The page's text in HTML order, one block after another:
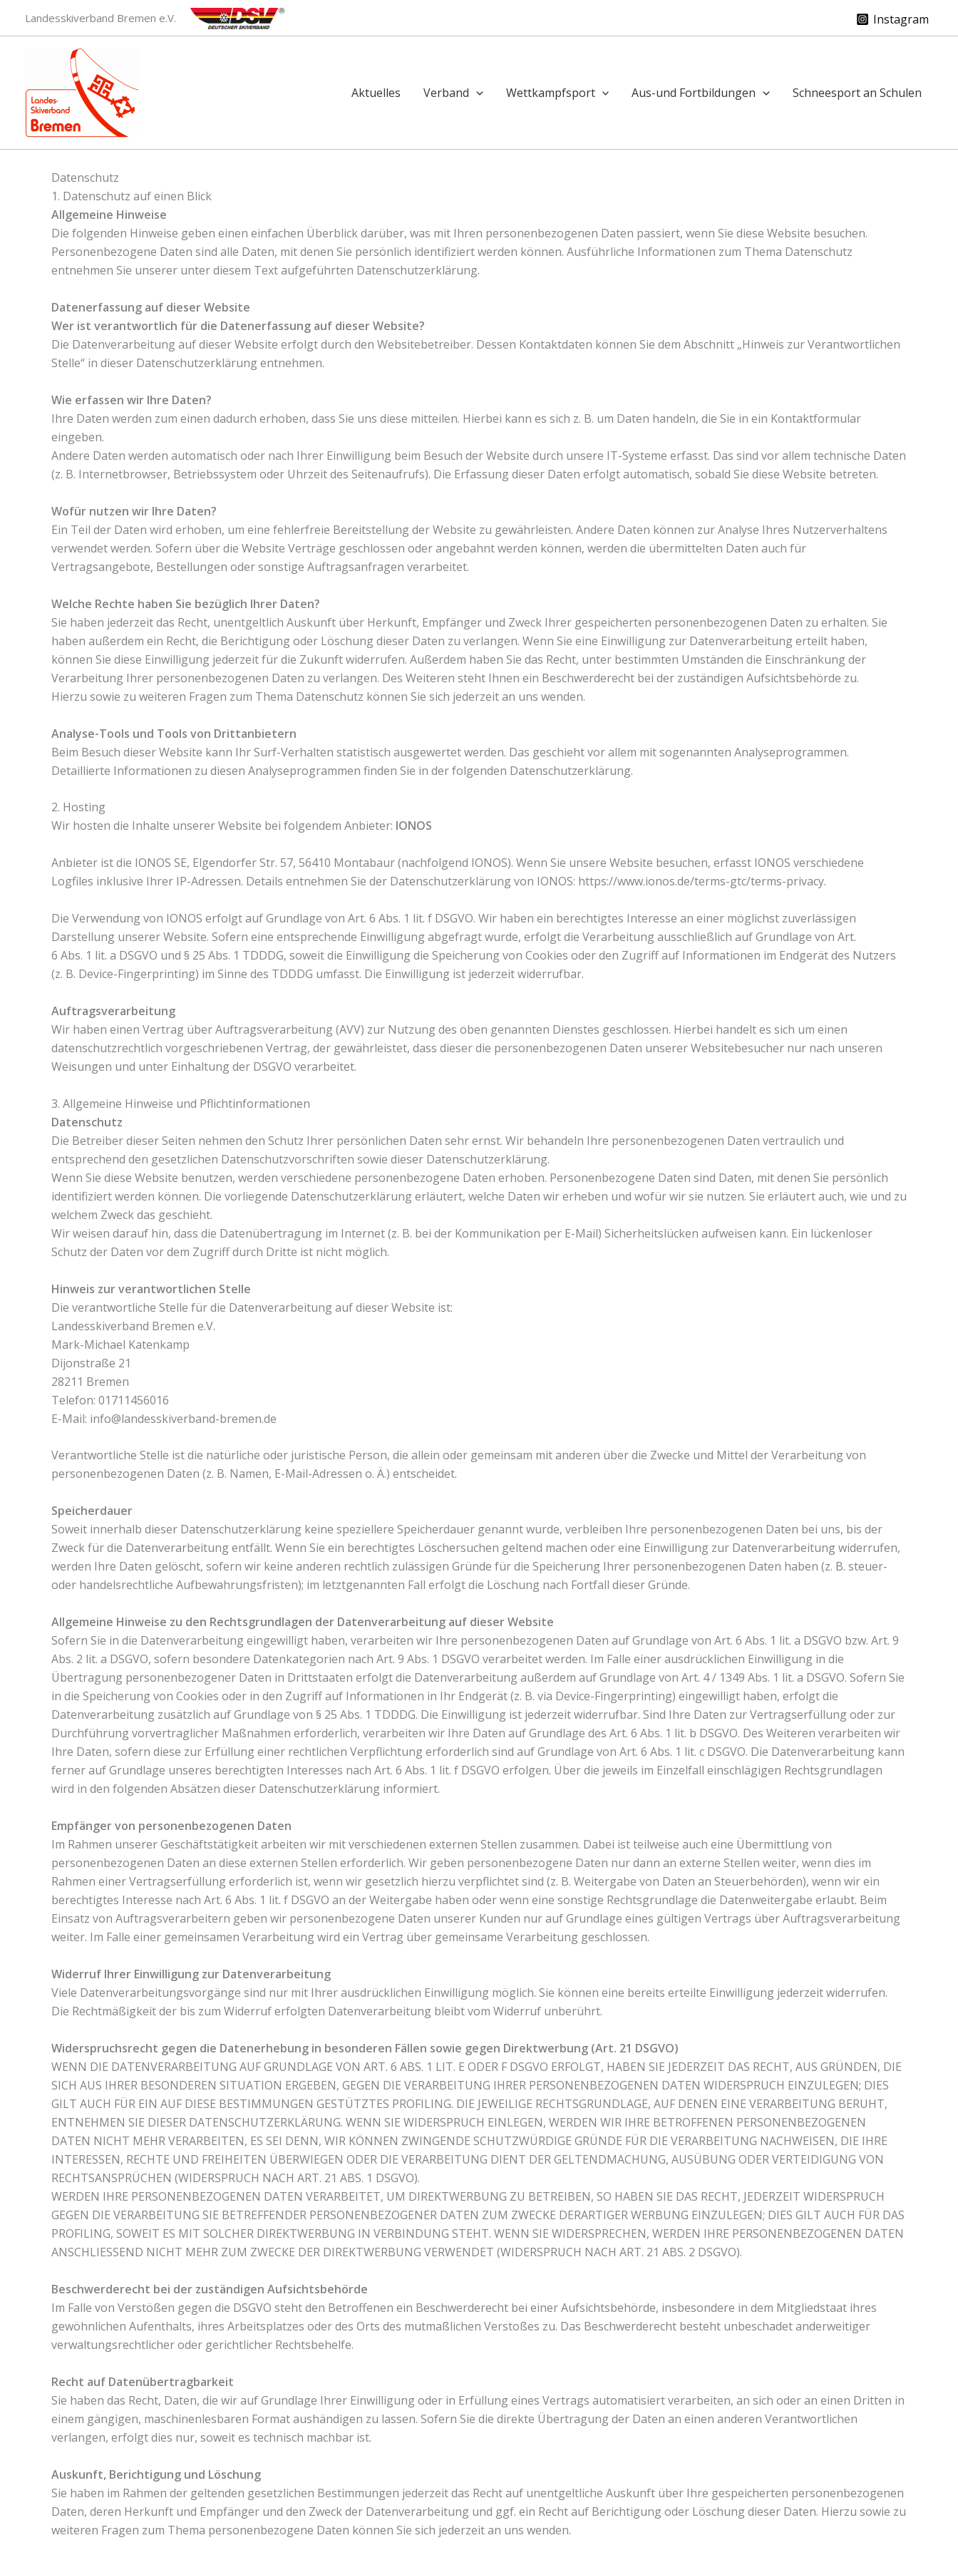
Inhalt
Landesskiverband Bremen e.V. Instagram
Aktuelles Verband Wettkampfsport Aus-und Fortbildungen Schneesport an Schulen
Datenschutz
1. Datenschutz auf einen Blick
Allgemeine Hinweise
Die folgenden Hinweise geben einen einfachen Überblick darüber, was mit Ihren personenbezogenen Daten passiert, wenn Sie diese Website besuchen.
Personenbezogene Daten sind alle Daten, mit denen Sie persönlich identifiziert werden können. Ausführliche Informationen zum Thema Datenschutz
entnehmen Sie unserer unter diesem Text aufgeführten Datenschutzerklärung.
Datenerfassung auf dieser Website
Wer ist verantwortlich für die Datenerfassung auf dieser Website?
Die Datenverarbeitung auf dieser Website erfolgt durch den Websitebetreiber. Dessen Kontaktdaten können Sie dem Abschnitt „Hinweis zur Verantwortlichen
Stelle“ in dieser Datenschutzerklärung entnehmen.
Wie erfassen wir Ihre Daten?
Ihre Daten werden zum einen dadurch erhoben, dass Sie uns diese mitteilen. Hierbei kann es sich z. B. um Daten handeln, die Sie in ein Kontaktformular
eingeben.
Andere Daten werden automatisch oder nach Ihrer Einwilligung beim Besuch der Website durch unsere IT-Systeme erfasst. Das sind vor allem technische Daten
(z. B. Internetbrowser, Betriebssystem oder Uhrzeit des Seitenaufrufs). Die Erfassung dieser Daten erfolgt automatisch, sobald Sie diese Website betreten.
Wofür nutzen wir Ihre Daten?
Ein Teil der Daten wird erhoben, um eine fehlerfreie Bereitstellung der Website zu gewährleisten. Andere Daten können zur Analyse Ihres Nutzerverhaltens
verwendet werden. Sofern über die Website Verträge geschlossen oder angebahnt werden können, werden die übermittelten Daten auch für
Vertragsangebote, Bestellungen oder sonstige Auftragsanfragen verarbeitet.
Welche Rechte haben Sie bezüglich Ihrer Daten?
Sie haben jederzeit das Recht, unentgeltlich Auskunft über Herkunft, Empfänger und Zweck Ihrer gespeicherten personenbezogenen Daten zu erhalten. Sie
haben außerdem ein Recht, die Berichtigung oder Löschung dieser Daten zu verlangen. Wenn Sie eine Einwilligung zur Datenverarbeitung erteilt haben,
können Sie diese Einwilligung jederzeit für die Zukunft widerrufen. Außerdem haben Sie das Recht, unter bestimmten Umständen die Einschränkung der
Verarbeitung Ihrer personenbezogenen Daten zu verlangen. Des Weiteren steht Ihnen ein Beschwerderecht bei der zuständigen Aufsichtsbehörde zu.
Hierzu sowie zu weiteren Fragen zum Thema Datenschutz können Sie sich jederzeit an uns wenden.
Analyse-Tools und Tools von Drittanbietern
Beim Besuch dieser Website kann Ihr Surf-Verhalten statistisch ausgewertet werden. Das geschieht vor allem mit sogenannten Analyseprogrammen.
Detaillierte Informationen zu diesen Analyseprogrammen finden Sie in der folgenden Datenschutzerklärung.
2. Hosting
Wir hosten die Inhalte unserer Website bei folgendem Anbieter: IONOS
Anbieter ist die IONOS SE, Elgendorfer Str. 57, 56410 Montabaur (nachfolgend IONOS). Wenn Sie unsere Website besuchen, erfasst IONOS verschiedene
Logfiles inklusive Ihrer IP-Adressen. Details entnehmen Sie der Datenschutzerklärung von IONOS: https://www.ionos.de/terms-gtc/terms-privacy.
Die Verwendung von IONOS erfolgt auf Grundlage von Art. 6 Abs. 1 lit. f DSGVO. Wir haben ein berechtigtes Interesse an einer möglichst zuverlässigen
Darstellung unserer Website. Sofern eine entsprechende Einwilligung abgefragt wurde, erfolgt die Verarbeitung ausschließlich auf Grundlage von Art.
6 Abs. 1 lit. a DSGVO und § 25 Abs. 1 TDDDG, soweit die Einwilligung die Speicherung von Cookies oder den Zugriff auf Informationen im Endgerät des Nutzers
(z. B. Device-Fingerprinting) im Sinne des TDDDG umfasst. Die Einwilligung ist jederzeit widerrufbar.
Auftragsverarbeitung
Wir haben einen Vertrag über Auftragsverarbeitung (AVV) zur Nutzung des oben genannten Dienstes geschlossen. Hierbei handelt es sich um einen
datenschutzrechtlich vorgeschriebenen Vertrag, der gewährleistet, dass dieser die personenbezogenen Daten unserer Websitebesucher nur nach unseren
Weisungen und unter Einhaltung der DSGVO verarbeitet.
3. Allgemeine Hinweise und Pflichtinformationen
Datenschutz
Die Betreiber dieser Seiten nehmen den Schutz Ihrer persönlichen Daten sehr ernst. Wir behandeln Ihre personenbezogenen Daten vertraulich und
entsprechend den gesetzlichen Datenschutzvorschriften sowie dieser Datenschutzerklärung.
Wenn Sie diese Website benutzen, werden verschiedene personenbezogene Daten erhoben. Personenbezogene Daten sind Daten, mit denen Sie persönlich
identifiziert werden können. Die vorliegende Datenschutzerklärung erläutert, welche Daten wir erheben und wofür wir sie nutzen. Sie erläutert auch, wie und zu
welchem Zweck das geschieht.
Wir weisen darauf hin, dass die Datenübertragung im Internet (z. B. bei der Kommunikation per E-Mail) Sicherheitslücken aufweisen kann. Ein lückenloser
Schutz der Daten vor dem Zugriff durch Dritte ist nicht möglich.
Hinweis zur verantwortlichen Stelle
Die verantwortliche Stelle für die Datenverarbeitung auf dieser Website ist:
Landesskiverband Bremen e.V.
Mark-Michael Katenkamp
Dijonstraße 21
28211 Bremen
Telefon: 01711456016
E-Mail: info@landesskiverband-bremen.de
Verantwortliche Stelle ist die natürliche oder juristische Person, die allein oder gemeinsam mit anderen über die Zwecke und Mittel der Verarbeitung von
personenbezogenen Daten (z. B. Namen, E-Mail-Adressen o. Ä.) entscheidet.
Speicherdauer
Soweit innerhalb dieser Datenschutzerklärung keine speziellere Speicherdauer genannt wurde, verbleiben Ihre personenbezogenen Daten bei uns, bis der
Zweck für die Datenverarbeitung entfällt. Wenn Sie ein berechtigtes Löschersuchen geltend machen oder eine Einwilligung zur Datenverarbeitung widerrufen,
werden Ihre Daten gelöscht, sofern wir keine anderen rechtlich zulässigen Gründe für die Speicherung Ihrer personenbezogenen Daten haben (z. B. steuer-
oder handelsrechtliche Aufbewahrungsfristen); im letztgenannten Fall erfolgt die Löschung nach Fortfall dieser Gründe.
Allgemeine Hinweise zu den Rechtsgrundlagen der Datenverarbeitung auf dieser Website
Sofern Sie in die Datenverarbeitung eingewilligt haben, verarbeiten wir Ihre personenbezogenen Daten auf Grundlage von Art. 6 Abs. 1 lit. a DSGVO bzw. Art. 9
Abs. 2 lit. a DSGVO, sofern besondere Datenkategorien nach Art. 9 Abs. 1 DSGVO verarbeitet werden. Im Falle einer ausdrücklichen Einwilligung in die
Übertragung personenbezogener Daten in Drittstaaten erfolgt die Datenverarbeitung außerdem auf Grundlage von Art. 4 / 1349 Abs. 1 lit. a DSGVO. Sofern Sie
in die Speicherung von Cookies oder in den Zugriff auf Informationen in Ihr Endgerät (z. B. via Device-Fingerprinting) eingewilligt haben, erfolgt die
Datenverarbeitung zusätzlich auf Grundlage von § 25 Abs. 1 TDDDG. Die Einwilligung ist jederzeit widerrufbar. Sind Ihre Daten zur Vertragserfüllung oder zur
Durchführung vorvertraglicher Maßnahmen erforderlich, verarbeiten wir Ihre Daten auf Grundlage des Art. 6 Abs. 1 lit. b DSGVO. Des Weiteren verarbeiten wir
Ihre Daten, sofern diese zur Erfüllung einer rechtlichen Verpflichtung erforderlich sind auf Grundlage von Art. 6 Abs. 1 lit. c DSGVO. Die Datenverarbeitung kann
ferner auf Grundlage unseres berechtigten Interesses nach Art. 6 Abs. 1 lit. f DSGVO erfolgen. Über die jeweils im Einzelfall einschlägigen Rechtsgrundlagen
wird in den folgenden Absätzen dieser Datenschutzerklärung informiert.
Empfänger von personenbezogenen Daten
Im Rahmen unserer Geschäftstätigkeit arbeiten wir mit verschiedenen externen Stellen zusammen. Dabei ist teilweise auch eine Übermittlung von
personenbezogenen Daten an diese externen Stellen erforderlich. Wir geben personenbezogene Daten nur dann an externe Stellen weiter, wenn dies im
Rahmen einer Vertragserfüllung erforderlich ist, wenn wir gesetzlich hierzu verpflichtet sind (z. B. Weitergabe von Daten an Steuerbehörden), wenn wir ein
berechtigtes Interesse nach Art. 6 Abs. 1 lit. f DSGVO an der Weitergabe haben oder wenn eine sonstige Rechtsgrundlage die Datenweitergabe erlaubt. Beim
Einsatz von Auftragsverarbeitern geben wir personenbezogene Daten unserer Kunden nur auf Grundlage eines gültigen Vertrags über Auftragsverarbeitung
weiter. Im Falle einer gemeinsamen Verarbeitung wird ein Vertrag über gemeinsame Verarbeitung geschlossen.
Widerruf Ihrer Einwilligung zur Datenverarbeitung
Viele Datenverarbeitungsvorgänge sind nur mit Ihrer ausdrücklichen Einwilligung möglich. Sie können eine bereits erteilte Einwilligung jederzeit widerrufen.
Die Rechtmäßigkeit der bis zum Widerruf erfolgten Datenverarbeitung bleibt vom Widerruf unberührt.
Widerspruchsrecht gegen die Datenerhebung in besonderen Fällen sowie gegen Direktwerbung (Art. 21 DSGVO)
WENN DIE DATENVERARBEITUNG AUF GRUNDLAGE VON ART. 6 ABS. 1 LIT. E ODER F DSGVO ERFOLGT, HABEN SIE JEDERZEIT DAS RECHT, AUS GRÜNDEN, DIE
SICH AUS IHRER BESONDEREN SITUATION ERGEBEN, GEGEN DIE VERARBEITUNG IHRER PERSONENBEZOGENEN DATEN WIDERSPRUCH EINZULEGEN; DIES
GILT AUCH FÜR EIN AUF DIESE BESTIMMUNGEN GESTÜTZTES PROFILING. DIE JEWEILIGE RECHTSGRUNDLAGE, AUF DENEN EINE VERARBEITUNG BERUHT,
ENTNEHMEN SIE DIESER DATENSCHUTZERKLÄRUNG. WENN SIE WIDERSPRUCH EINLEGEN, WERDEN WIR IHRE BETROFFENEN PERSONENBEZOGENEN
DATEN NICHT MEHR VERARBEITEN, ES SEI DENN, WIR KÖNNEN ZWINGENDE SCHUTZWÜRDIGE GRÜNDE FÜR DIE VERARBEITUNG NACHWEISEN, DIE IHRE
INTERESSEN, RECHTE UND FREIHEITEN ÜBERWIEGEN ODER DIE VERARBEITUNG DIENT DER GELTENDMACHUNG, AUSÜBUNG ODER VERTEIDIGUNG VON
RECHTSANSPRÜCHEN (WIDERSPRUCH NACH ART. 21 ABS. 1 DSGVO).
WERDEN IHRE PERSONENBEZOGENEN DATEN VERARBEITET, UM DIREKTWERBUNG ZU BETREIBEN, SO HABEN SIE DAS RECHT, JEDERZEIT WIDERSPRUCH
GEGEN DIE VERARBEITUNG SIE BETREFFENDER PERSONENBEZOGENER DATEN ZUM ZWECKE DERARTIGER WERBUNG EINZULEGEN; DIES GILT AUCH FÜR DAS
PROFILING, SOWEIT ES MIT SOLCHER DIREKTWERBUNG IN VERBINDUNG STEHT. WENN SIE WIDERSPRECHEN, WERDEN IHRE PERSONENBEZOGENEN DATEN
ANSCHLIESSEND NICHT MEHR ZUM ZWECKE DER DIREKTWERBUNG VERWENDET (WIDERSPRUCH NACH ART. 21 ABS. 2 DSGVO).
Beschwerderecht bei der zuständigen Aufsichtsbehörde
Im Falle von Verstößen gegen die DSGVO steht den Betroffenen ein Beschwerderecht bei einer Aufsichtsbehörde, insbesondere in dem Mitgliedstaat ihres
gewöhnlichen Aufenthalts, ihres Arbeitsplatzes oder des Orts des mutmaßlichen Verstoßes zu. Das Beschwerderecht besteht unbeschadet anderweitiger
verwaltungsrechtlicher oder gerichtlicher Rechtsbehelfe.
Recht auf Datenübertragbarkeit
Sie haben das Recht, Daten, die wir auf Grundlage Ihrer Einwilligung oder in Erfüllung eines Vertrags automatisiert verarbeiten, an sich oder an einen Dritten in
einem gängigen, maschinenlesbaren Format aushändigen zu lassen. Sofern Sie die direkte Übertragung der Daten an einen anderen Verantwortlichen
verlangen, erfolgt dies nur, soweit es technisch machbar ist.
Auskunft, Berichtigung und Löschung
Sie haben im Rahmen der geltenden gesetzlichen Bestimmungen jederzeit das Recht auf unentgeltliche Auskunft über Ihre gespeicherten personenbezogenen
Daten, deren Herkunft und Empfänger und den Zweck der Datenverarbeitung und ggf. ein Recht auf Berichtigung oder Löschung dieser Daten. Hierzu sowie zu
weiteren Fragen zum Thema personenbezogene Daten können Sie sich jederzeit an uns wenden.